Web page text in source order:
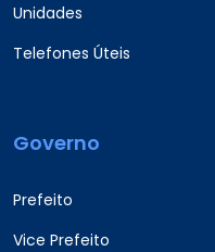
Unidades
Telefones Úteis
Governo
Prefeito
Vice Prefeito